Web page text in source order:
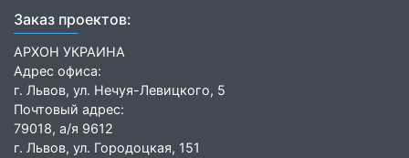
Заказ проектов:
АРХОН УКРАИНА
Адрес офиса:
г. Львов, ул. Нечуя-Левицкого, 5
Почтовый адрес:
79018, а/я 9612
г. Львов, ул. Городоцкая, 151